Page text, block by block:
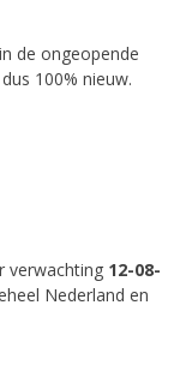
de ongeopende
100% nieuw.
verwachting 12-08-
Nederland en